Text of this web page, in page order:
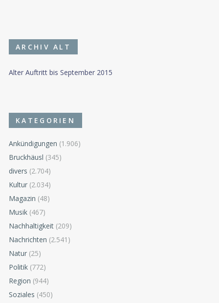
ARCHIV ALT
Alter Auftritt bis September 2015
KATEGORIEN
Ankündigungen (1.906)
Bruckhäusl (345)
divers (2.704)
Kultur (2.034)
Magazin (48)
Musik (467)
Nachhaltigkeit (209)
Nachrichten (2.541)
Natur (25)
Politik (772)
Region (944)
Soziales (450)